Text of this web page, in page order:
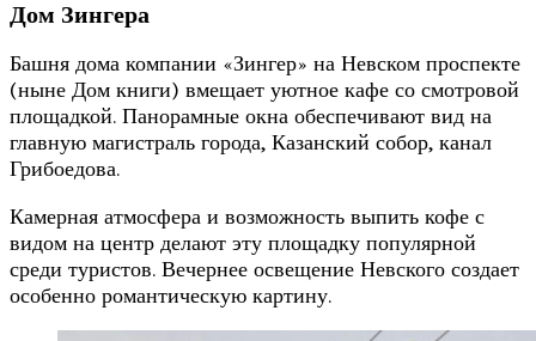
Дом Зингера
Башня дома компании «Зингер» на Невском проспекте
(ныне Дом книги) вмещает уютное кафе со смотровой
площадкой. Панорамные окна обеспечивают вид на
главную магистраль города, Казанский собор, канал
Грибоедова.
Камерная атмосфера и возможность выпить кофе с
видом на центр делают эту площадку популярной
среди туристов. Вечернее освещение Невского создает
особенно романтическую картину.